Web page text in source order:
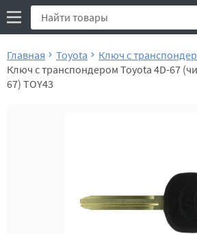
Главная Toyota
Ключ с
Ключ с транспондером Toyota 4D-67
67) TOY43